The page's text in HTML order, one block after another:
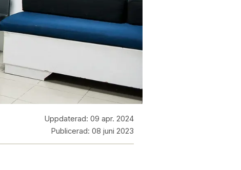
Uppdaterad: 09 apr. 2024
Publicerad: 08 juni 2023